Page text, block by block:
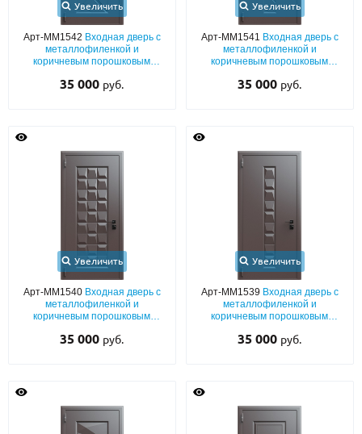
Увеличить
Арт-ММ1542 Входная дверь с
металлофиленкой и
коричневым порошковым
35 000 руб.
Увеличить
Арт-ММ1541 Входная дверь с
металлофиленкой и
коричневым порошковым
35 000 руб.
Увеличить
Арт-ММ1540 Входная дверь с
металлофиленкой и
коричневым порошковым
35 000 руб.
Увеличить
Арт-ММ1539 Входная дверь с
металлофиленкой и
коричневым порошковым
35 000 руб.